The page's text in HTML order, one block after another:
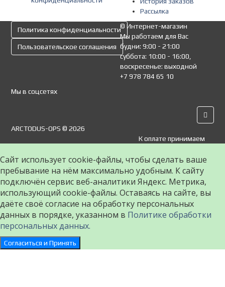
Рассылка
Политика конфиденциальности
Пользовательское соглашения
© Интернет-магазин
Мы работаем для Вас
будни: 9:00 - 21:00
суббота: 10:00 - 16:00,
воскресенье: выходной
+7 978 784 65 10
Мы в соцсетях
ARCTODUS-OPS © 2026
К оплате принимаем
Сайт использует cookie-файлы, чтобы сделать ваше
пребывание на нём максимально удобным. К cайту
подключён сервис веб-аналитики Яндекс. Метрика,
использующий cookie-файлы. Оставаясь на сайте, вы
даёте своё согласие на обработку персональных
данных в порядке, указанном в Политике обработки
персональных данных.
Согласиться и Принять